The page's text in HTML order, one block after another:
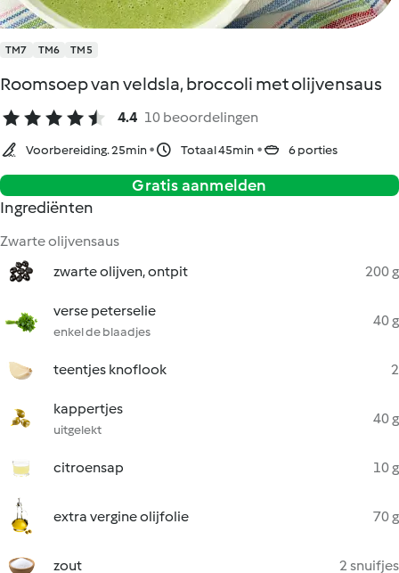
TM7 TM6 TM5
Roomsoep van veldsla, broccoli met olijvensaus
4.4 10 beoordelingen
Voorbereiding. 25min Totaal 45min 6 porties
Gratis aanmelden
Ingrediënten
Zwarte olijvensaus
zwarte olijven, ontpit
200 g
verse peterselie
enkel de blaadjes
40 g
teentjes knoflook 2
kappertjes
uitgelekt
40 g
citroensap 10 g
extra vergine olijfolie 70 g
zout 2 snuifjes